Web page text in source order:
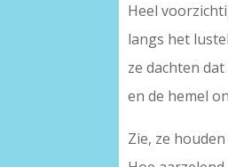
Heel
langs het
ze dachten
en de hemel
Zie, ze